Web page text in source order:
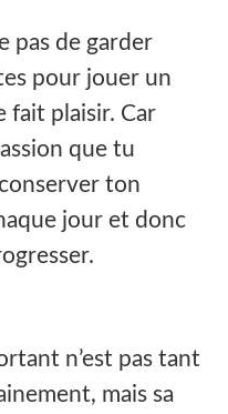
pas de garder
pour jouer un
fait plaisir. Car
que tu
ton
jour et donc
n’est pas tant
mais sa